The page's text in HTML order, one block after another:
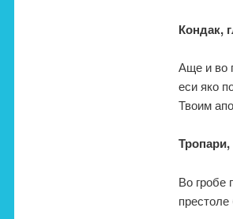
Кондак,
Аще и во
еси яко
Твоим
Тропари,
Во гробе